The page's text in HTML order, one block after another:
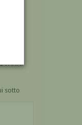
sotto